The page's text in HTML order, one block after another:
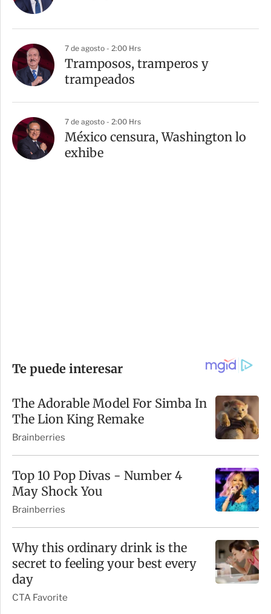
7 de agosto - 2:00 Hrs
Tramposos, tramperos y
trampeados
7 de agosto - 2:00 Hrs
México censura, Washington lo
exhibe